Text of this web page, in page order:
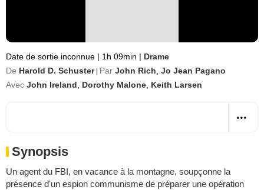
Date de sortie inconnue | 1h 09min | Drame
De Harold D. Schuster Par John Rich Jo Jean Pagano
Avec John Ireland Dorothy Malone Keith Larsen
Synopsis
Un agent du FBI, en vacance à la montagne, soupçonne la
présence d'un espion communisme de préparer une opération